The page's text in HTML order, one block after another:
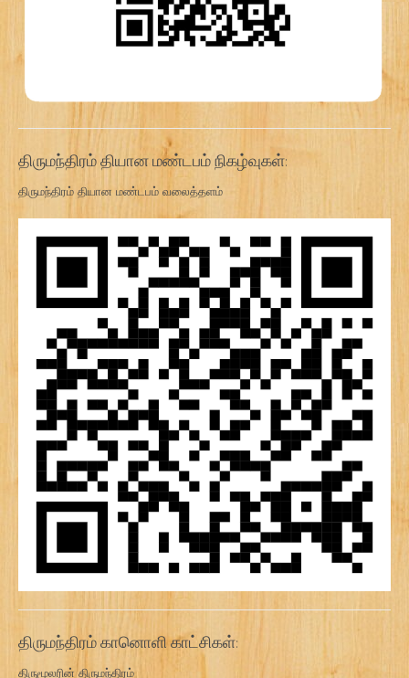
திருமந்திரம் தியான மண்டபம் நிகழ்வுகள்:
திருமந்திரம் தியான மண்டபம் வலைத்தளம்
திருமந்திரம் கானொளி காட்சிகள்:
திருமூலரின் திருமந்திரம்